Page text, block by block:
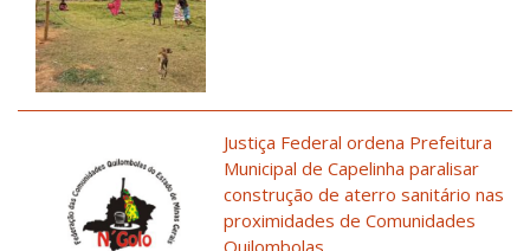
Justiça Federal ordena Prefeitura
Municipal de Capelinha paralisar
construção de aterro sanitário nas
proximidades de Comunidades
Quilombolas